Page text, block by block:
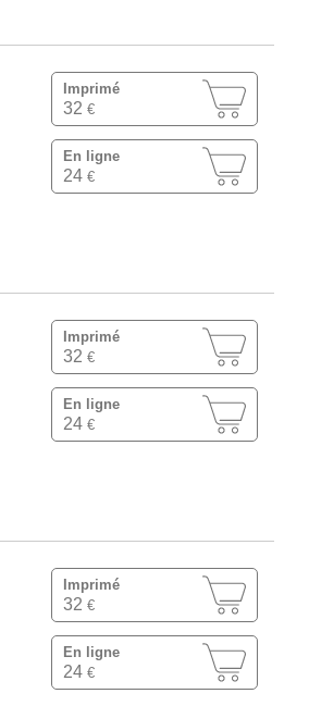
Imprimé
32 €
En ligne
24 €
Imprimé
32 €
En ligne
24 €
Imprimé
32 €
En ligne
24 €